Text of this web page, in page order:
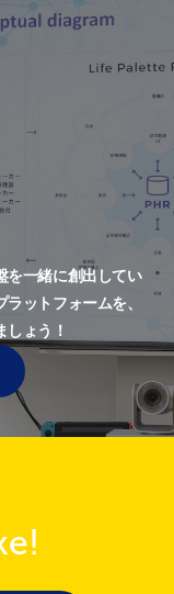
を一緒に創出してい
ットフォームを、
ょう！